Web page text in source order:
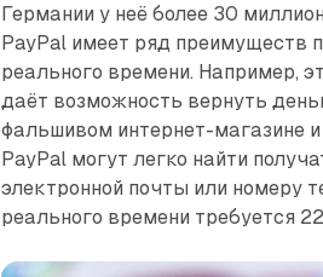
Германии у неё более 30
PayPal имеет ряд преимуществ
реального времени. Например,
даёт возможность вернуть
фальшивом интернет-магазине
PayPal могут легко найти
электронной почты или номеру
реального времени требуется